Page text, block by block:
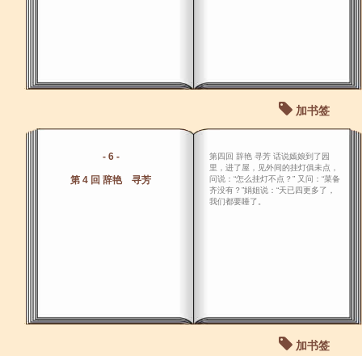
加书签
- 6 -
第 4 回 辞艳 寻芳
第四回 辞艳 寻芳 话说嫣娘到了园
里，进了屋，见外间的挂灯俱未点，
问说：“怎么挂灯不点？” 又问：“菜备
齐没有？”娟姐说：“天已四更多了，
我们都要睡了。
加书签